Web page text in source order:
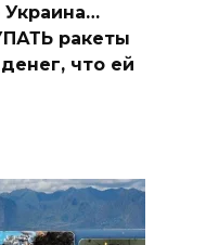
Украина…
ракеты
что ей